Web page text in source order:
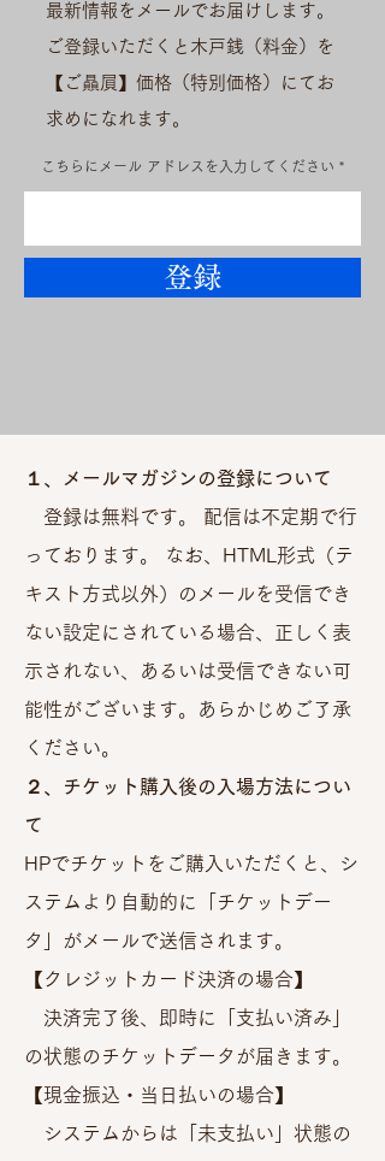
最新情報をメールでお届けします。
ご登録いただくと木戸銭（料金）を
【ご贔屓】価格（特別価格）にてお
求めになれます。
こちらにメール アドレスを入力してください
登録
１、メールマガジンの登録について
登録は無料です。 配信は不定期で行
っております。 なお、HTML形式（テ
キスト方式以外）のメールを受信でき
ない設定にされている場合、正しく表
示されない、あるいは受信できない可
能性がございます。あらかじめご了承
ください。
２、チケット購入後の入場方法につい
て
HPでチケットをご購入いただくと、シ
ステムより自動的に「チケットデー
タ」がメールで送信されます。
【クレジットカード決済の場合】
決済完了後、即時に「支払い済み」
の状態のチケットデータが届きます。
【現金振込・当日払いの場合】
システムからは「未支払い」状態の